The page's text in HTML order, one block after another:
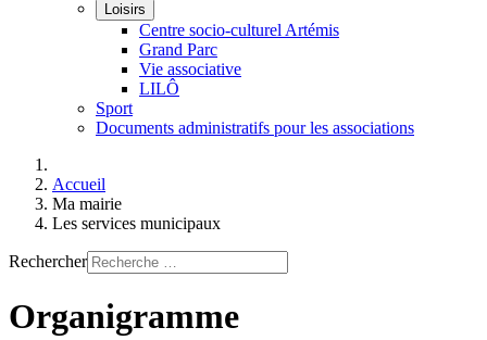
Loisirs
Centre socio-culturel Artémis
Grand Parc
Vie associative
LILÔ
Sport
Documents administratifs pour les associations
Accueil
Ma mairie
Les services municipaux
Rechercher
Organigramme